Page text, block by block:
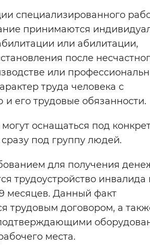
специализированного
принимаются
или абилитации,
после
или
труда человека с
и его трудовые обязанности.
оснащаться под
под группу людей.
для получения
трудоустройство инвалида
месяцев. Данный факт
трудовым договором, а
места.